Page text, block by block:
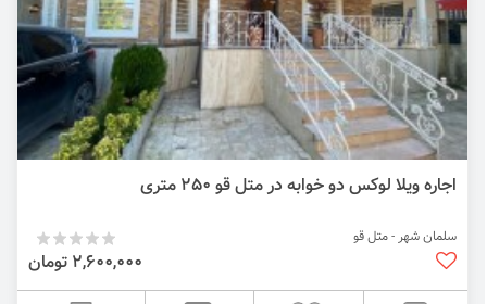
اجاره ویلا لوکس دو خوابه در متل قو 250 متری
سلمان شهر - متل قو
2,600,000 تومان